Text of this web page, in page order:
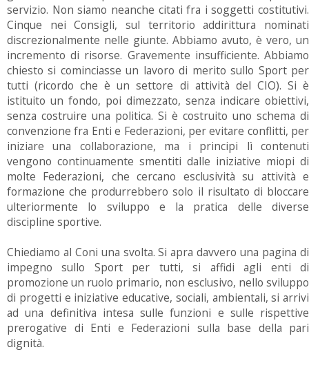
servizio. Non siamo neanche citati fra i soggetti costitutivi.
Cinque nei Consigli, sul territorio addirittura nominati
discrezionalmente nelle giunte. Abbiamo avuto, è vero, un
incremento di risorse. Gravemente insufficiente. Abbiamo
chiesto si cominciasse un lavoro di merito sullo Sport per
tutti (ricordo che è un settore di attività del CIO). Si è
istituito un fondo, poi dimezzato, senza indicare obiettivi,
senza costruire una politica. Si è costruito uno schema di
convenzione fra Enti e Federazioni, per evitare conflitti, per
iniziare una collaborazione, ma i principi lì contenuti
vengono continuamente smentiti dalle iniziative miopi di
molte Federazioni, che cercano esclusività su attività e
formazione che produrrebbero solo il risultato di bloccare
ulteriormente lo sviluppo e la pratica delle diverse
discipline sportive.
Chiediamo al Coni una svolta. Si apra davvero una pagina di
impegno sullo Sport per tutti, si affidi agli enti di
promozione un ruolo primario, non esclusivo, nello sviluppo
di progetti e iniziative educative, sociali, ambientali, si arrivi
ad una definitiva intesa sulle funzioni e sulle rispettive
prerogative di Enti e Federazioni sulla base della pari
dignità.